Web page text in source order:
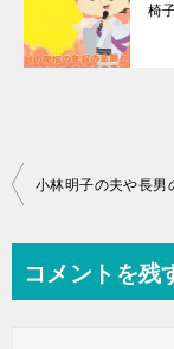
椅
投
ビ
コメントを残